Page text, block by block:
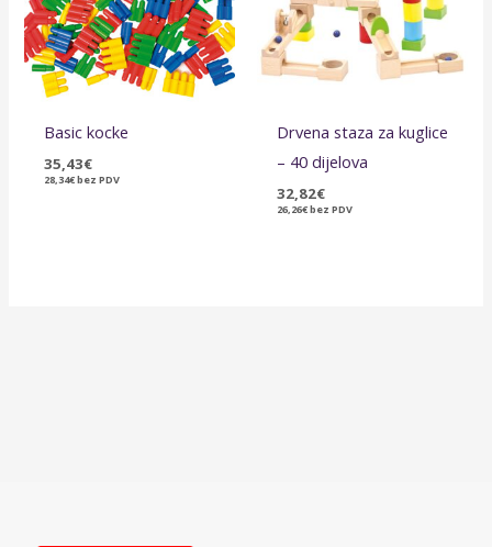
Basic kocke
35,43€
28,34€bez PDV
Drvena staza za kuglice
– 40 dijelova
32,82€
26,26€bez PDV